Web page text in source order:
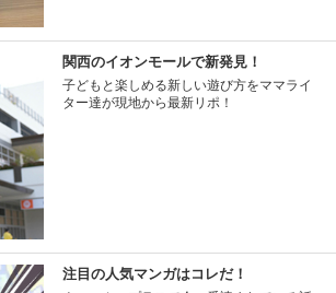
関西のイオンモールで新発見！
子どもと楽しめる新しい遊び方をママライ
ター達が現地から最新リポ！
注目の人気マンガはコレだ！